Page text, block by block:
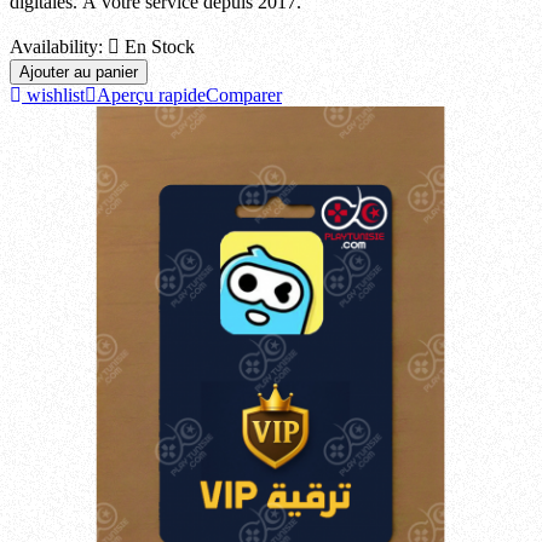
Availability:  En Stock
Ajouter au panier
wishlist Aperçu rapideComparer